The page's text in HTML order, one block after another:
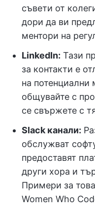
съвети от
дори да ви
ментори на
LinkedIn: Тази
за контакти е
на потенциални
общувайте с
се свържете с
Slack канали:
обслужват
предоставят
други хора и
Примери за
Women Who